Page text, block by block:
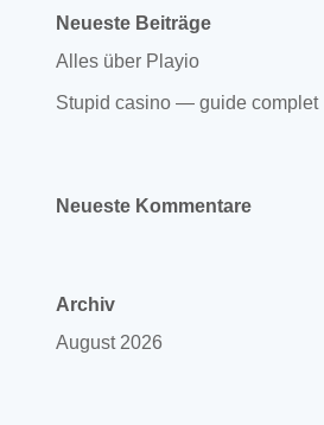
Neueste Beiträge
Alles über Playio
Stupid casino — guide complet
Neueste Kommentare
Archiv
August 2026